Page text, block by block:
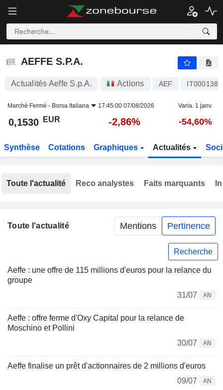
AEFFE S.P.A.
AEFFE S.P.A.
Actualités Aeffe S.p.A. Actions AEF
Marché Fermé - Borsa Italiana 17:45:00 07/08/2026 Varia. 1 janv.
0,1530 EUR -2,86% -54,60%
Synthèse Cotations Graphiques Actualités
Toute l'actualité Mentions Pertinence
Recherche
Aeffe : une offre de 115 millions d'euros pour la relance du
groupe
31/07
AN
Aeffe : offre ferme d'Oxy Capital pour la relance de
Moschino et Pollini
30/07
AN
Aeffe finalise un prêt d'actionnaires de 2 millions d'euros
09/07
AN
Toute l'actualité Reco analystes Faits marquants